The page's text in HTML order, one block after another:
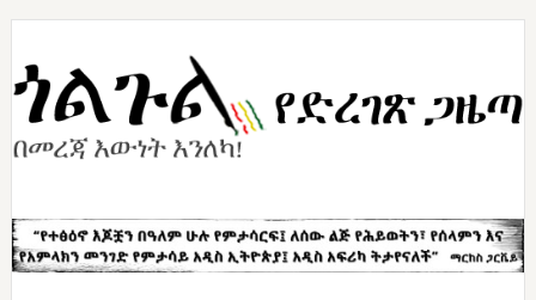
Skip
primary
navigation
Skip
content
Skip
primary
sidebar